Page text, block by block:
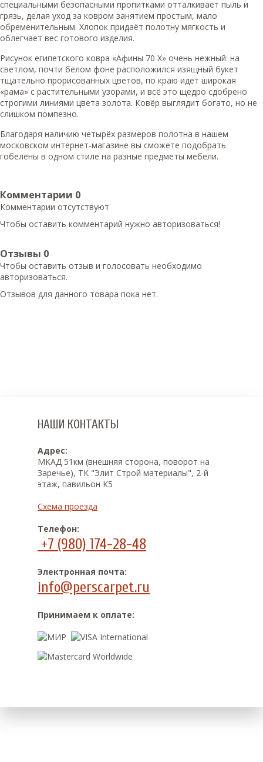
специальными безопасными пропитками отталкивает пыль и
грязь, делая уход за ковром занятием простым, мало
обременительным. Хлопок придаёт полотну мягкость и
облегчает вес готового изделия.
Рисунок египетского ковра «Афины 70 X» очень нежный: на
светлом, почти белом фоне расположился изящный букет
тщательно прорисованных цветов, по краю идёт широкая
«рама» с растительными узорами, и всё это щедро сдобрено
строгими линиями цвета золота. Ковёр выглядит богато, но не
слишком помпезно.
Благодаря наличию четырёх размеров полотна в нашем
московском интернет-магазине вы сможете подобрать
гобелены в одном стиле на разные предметы мебели.
Комментарии 0
Комментарии отсутствуют
Чтобы оставить комментарий нужно авторизоваться!
Отзывы 0
Чтобы оcтавить отзыв и голосовать необходимо
авторизоваться.
Отзывов для данного товара пока нет.
НАШИ КОНТАКТЫ
Адрес:
МКАД 51км (внешняя сторона, поворот на
Заречье), ТК "Элит Строй материалы", 2-й
этаж, павильон К5
Схема проезда
Телефон:
+7 (980) 174-28-48
Электронная почта:
info@perscarpet.ru
Принимаем к оплате: